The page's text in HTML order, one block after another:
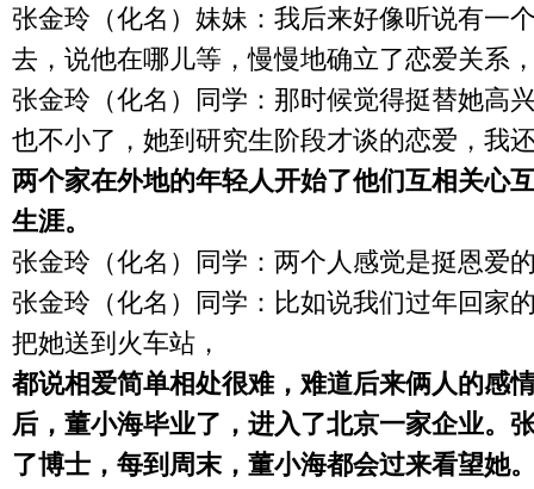
张金玲（化名）妹妹：我后来好像听说有一
去，说他在哪儿等，慢慢地确立了恋爱关系
张金玲（化名）同学：那时候觉得挺替她高
也不小了，她到研究生阶段才谈的恋爱，我
两个家在外地的年轻人开始了他们互相关心
生涯。
张金玲（化名）同学：两个人感觉是挺恩爱
张金玲（化名）同学：比如说我们过年回家
把她送到火车站，
都说相爱简单相处很难，难道后来俩人的感
后，董小海毕业了，进入了北京一家企业。
了博士，每到周末，董小海都会过来看望她